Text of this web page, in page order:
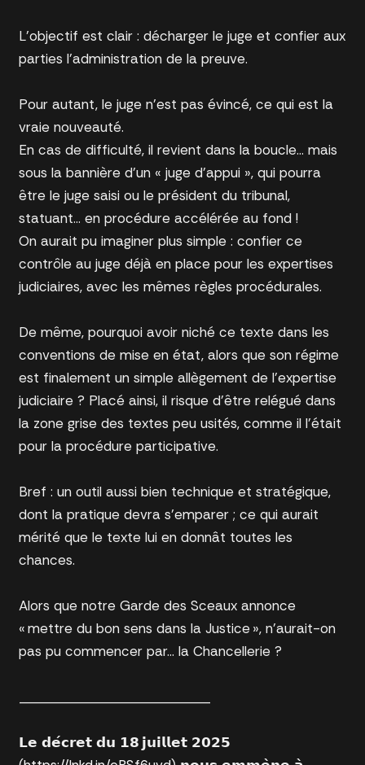
L’objectif est clair : décharger le juge et confier aux
parties l’administration de la preuve.
Pour autant, le juge n’est pas évincé, ce qui est la
vraie nouveauté.
En cas de difficulté, il revient dans la boucle… mais
sous la bannière d’un « juge d’appui », qui pourra
être le juge saisi ou le président du tribunal,
statuant… en procédure accélérée au fond !
On aurait pu imaginer plus simple : confier ce
contrôle au juge déjà en place pour les expertises
judiciaires, avec les mêmes règles procédurales.
De même, pourquoi avoir niché ce texte dans les
conventions de mise en état, alors que son régime
est finalement un simple allègement de l’expertise
judiciaire ? Placé ainsi, il risque d’être relégué dans
la zone grise des textes peu usités, comme il l’était
pour la procédure participative.
Bref : un outil aussi bien technique et stratégique,
dont la pratique devra s’emparer ; ce qui aurait
mérité que le texte lui en donnât toutes les
chances.
Alors que notre Garde des Sceaux annonce
« mettre du bon sens dans la Justice », n’aurait-on
pas pu commencer par… la Chancellerie ?
𝗟𝗲 𝗱𝗲́𝗰𝗿𝗲𝘁 𝗱𝘂 𝟭𝟴 𝗷𝘂𝗶𝗹𝗹𝗲𝘁 𝟮𝟬𝟮𝟱